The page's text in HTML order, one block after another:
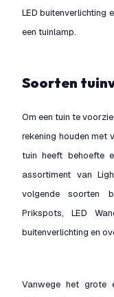
LED buitenverlichting
een tuinlamp.
Soorten
Om een tuin te
rekening houden met
tuin heeft behoefte
assortiment van
volgende soorten
Prikspots, LED
buitenverlichting en
Vanwege het grote